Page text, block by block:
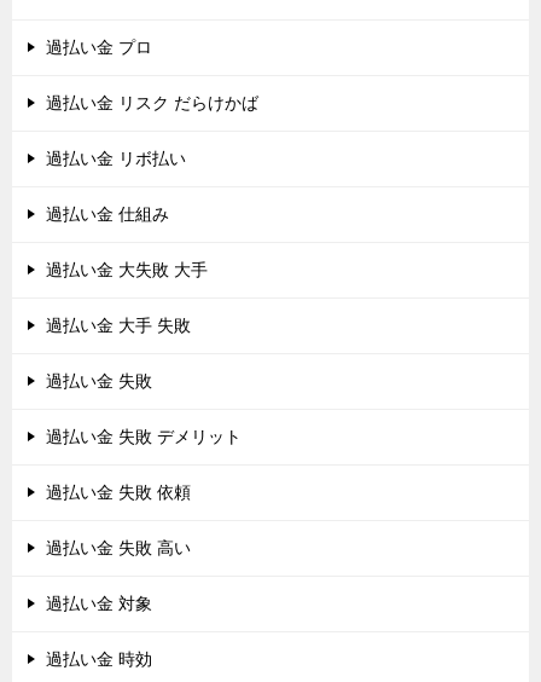
過払い金 プロ
過払い金 リスク だらけかば
過払い金 リボ払い
過払い金 仕組み
過払い金 大失敗 大手
過払い金 大手 失敗
過払い金 失敗
過払い金 失敗 デメリット
過払い金 失敗 依頼
過払い金 失敗 高い
過払い金 対象
過払い金 時効